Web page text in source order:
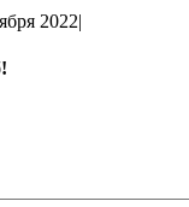
2022|